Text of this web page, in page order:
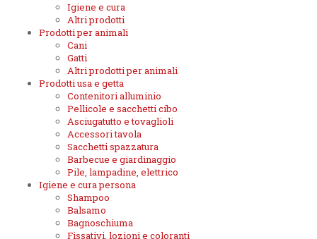
Igiene e cura
Altri prodotti
Prodotti per animali
Cani
Gatti
Altri prodotti per animali
Prodotti usa e getta
Contenitori alluminio
Pellicole e sacchetti cibo
Asciugatutto e tovaglioli
Accessori tavola
Sacchetti spazzatura
Barbecue e giardinaggio
Pile, lampadine, elettrico
Igiene e cura persona
Shampoo
Balsamo
Bagnoschiuma
Fissativi, lozioni e coloranti